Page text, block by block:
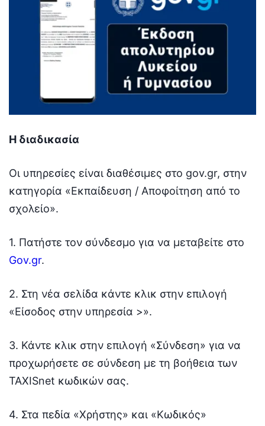
Η διαδικασία
Οι υπηρεσίες είναι διαθέσιμες στο gov.gr, στην
κατηγορία «Εκπαίδευση / Αποφοίτηση από το
σχολείο».
1. Πατήστε τον σύνδεσμο για να μεταβείτε στο
Gov.gr.
2. Στη νέα σελίδα κάντε κλικ στην επιλογή
«Είσοδος στην υπηρεσία >».
3. Κάντε κλικ στην επιλογή «Σύνδεση» για να
προχωρήσετε σε σύνδεση με τη βοήθεια των
TAXISnet κωδικών σας.
4. Στα πεδία «Χρήστης» και «Κωδικός»